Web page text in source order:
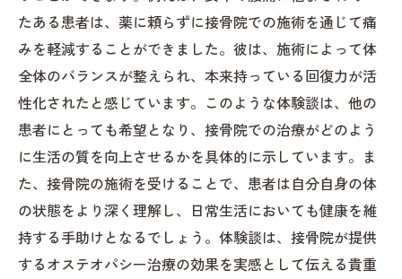
たある患者は、薬に頼らずに接骨院での施術を通じて痛
みを軽減することができました。彼は、施術によって体
全体のバランスが整えられ、本来持っている回復力が活
性化されたと感じています。このような体験談は、他の
患者にとっても希望となり、接骨院での治療がどのよう
に生活の質を向上させるかを具体的に示しています。ま
た、接骨院の施術を受けることで、患者は自分自身の体
の状態をより深く理解し、日常生活においても健康を維
持する手助けとなるでしょう。体験談は、接骨院が提供
するオステオパシー治療の効果を実感として伝える貴重